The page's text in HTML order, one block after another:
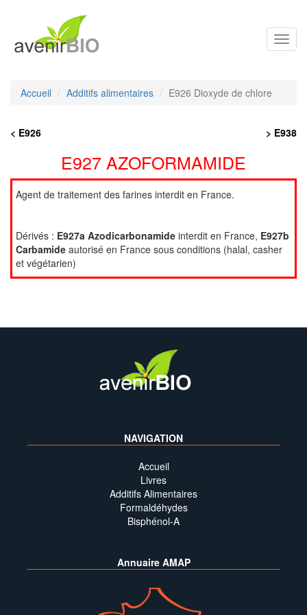
Accueil Additifs alimentaires E926 Dioxyde de chlore
< E926 > E938
E927 AZOFORMAMIDE
Agent de traitement des farines interdit en France.
Dérivés : E927a Azodicarbonamide interdit en France, E927b
Carbamide autorisé en France sous conditions (halal, casher
et végétarien)
NAVIGATION
Accueil
Livres
Additifs Alimentaires
Formaldéhydes
Bisphénol-A
Annuaire AMAP